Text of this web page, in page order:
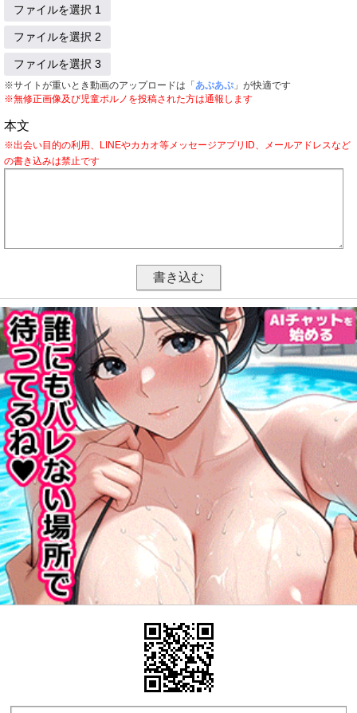
ファイルを選択 1
ファイルを選択 2
ファイルを選択 3
※サイトが重いとき動画のアップロードは「 あぷあぷ 」が快適です
※無修正画像及び児童ポルノを投稿された方は通報します
本文
※出会い目的の利用、LINEやカカオ等メッセージアプリID、メールアドレスなど
の書き込みは禁止です